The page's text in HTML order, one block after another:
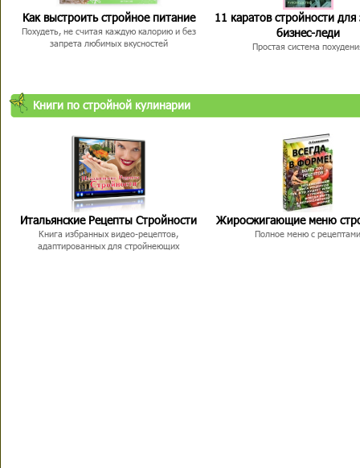
Как выстроить стройное питание
Похудеть, не считая каждую калорию и без
запрета любимых вкусностей
11 каратов стройности для
бизнес-леди
Простая система
Книги по стройной кулинарии
Итальянские Рецепты Стройности
Книга избранных видео-рецептов,
адаптированных для стройнеющих
Жиросжигающие меню
Полное меню с рецептами